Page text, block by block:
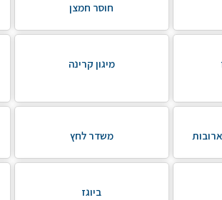
חוסר חמצן
מיגון קרינה
משדר לחץ
ביוגז